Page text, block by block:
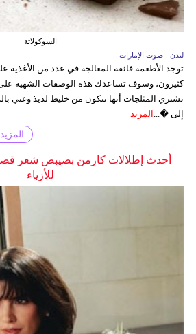
الشوكولاتة
لندن - صوت الإمارات
توجد الأطعمة فائقة المعالجة في عدد من الأغذية
كثيرون، وسوف تساعدك هذه الوصفات الشهية على
نشتري المثلجات أنها تتكون من خليط لذيذ وغني
إلى �... المزيد
أحدث إطلالات كارمن بصيبص شعر
للأزياء